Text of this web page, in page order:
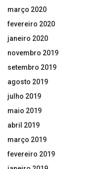
março 2020
fevereiro 2020
janeiro 2020
novembro 2019
setembro 2019
agosto 2019
julho 2019
maio 2019
abril 2019
março 2019
fevereiro 2019